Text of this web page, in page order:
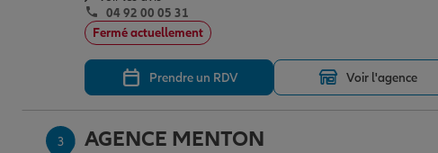
04 92 00 05 31
Fermé actuellement
Prendre un RDV Voir l'agence
3 AGENCE MENTON